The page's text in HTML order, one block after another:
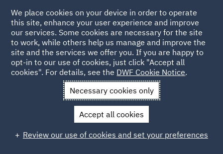
Back to People
Tancredi Marino
Tancredi Marino
Partner, Head of Tax, Milan
We place cookies on your device in order to operate
this site, enhance your user experience and improve
our services. Some cookies are necessary for the site
to work, while others help us manage and improve the
site and the services we offer you. If you are happy to
opt-in to our use of cookies, just click "Accept all
cookies". For details, see the DWF Cookie Notice.
Necessary cookies only
Accept all cookies
Review our use of cookies and set your preferences